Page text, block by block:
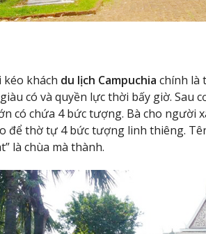
khách du lịch Campuchia chính là
có và quyền lực thời bấy giờ. Sau
có chứa 4 bức tượng. Bà cho người
để thờ tự 4 bức tượng linh thiêng.
là chùa mà thành.